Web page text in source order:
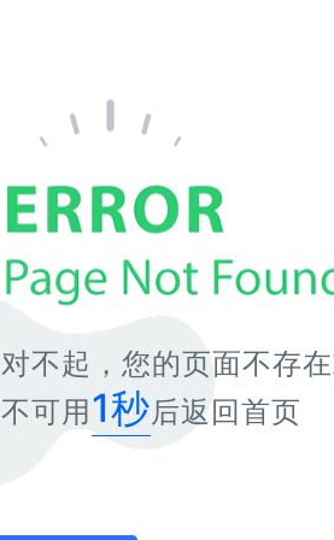
对不起，您的页面不存
不可用1秒后返回首页